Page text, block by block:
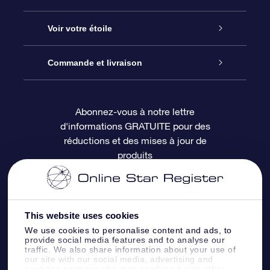
This website uses cookies
We use cookies to personalise content and ads, to
provide social media features and to analyse our
traffic. We also share information about your use of
our site with our social media, advertising and
À propos de l’OSR
Nous contacter
Questions fréquemment posées
Revues
Cadeau d’étoile en ligne
Coffret cadeau OSR
Carte cadeau OSR
Cadeaux d’entreprise
Voir votre étoile
Registre des étoiles
Page d’accueil personnalisée
Appli Voler vers les étoiles
Commande et livraison
Informations de paiement
Informations d’expédition
Politique de retour
Constellations
Abonnez-vous à notre lettre
d'informations GRATUITE pour des
réductions et des mises à jour de
produits